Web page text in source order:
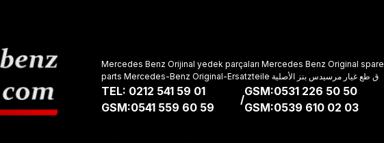
Mercedes Benz Orijinal yedek parçaları Mercedes Benz Original spare
parts Mercedes-Benz Original-Ersatzteile ق طع غيار مرسيدس بنز الأصلية
TEL: 0212 541 59 01
GSM:0541 559 60 59
/
GSM:0531 226 50 50
GSM:0539 610 02 03